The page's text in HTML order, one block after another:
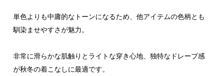
単色よりも中庸的なトーンになるため、他アイテムの色柄とも
馴染ませやすさが魅力。
非常に滑らかな肌触りとライトな穿き心地、独特なドレープ感
が秋冬の着こなしに最適です。